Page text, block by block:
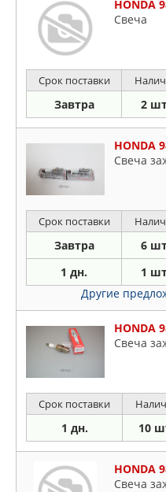
HONDA
Свеча
Срок поставки
Завтра 2
HONDA
Свеча
Срок поставки
Завтра 6
1 дн. 1
Другие
HONDA
Свеча
Срок поставки
1 дн. 10
HONDA
Свеча